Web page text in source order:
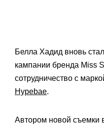
Белла Хадид вновь
кампании бренда Miss
сотрудничество с
Hypebae.
Автором новой съемки